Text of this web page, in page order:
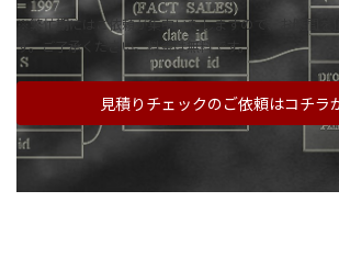
※繁忙期にはご依頼が集中いたしますので、お時間を
す。ご了承ください。料金は無料です。
見積りチェックのご依頼はコチ